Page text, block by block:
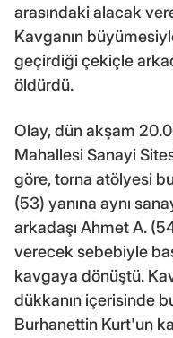
arasındaki alacak
Kavganın
geçirdiği çekiçle
öldürdü.
Olay, dün akşam
Mahallesi Sanayi
göre, torna atölyesi
(53) yanına aynı
arkadaşı Ahmet A.
verecek sebebiyle
kavgaya dönüştü.
dükkanın içerisinde
Burhanettin Kurt'un